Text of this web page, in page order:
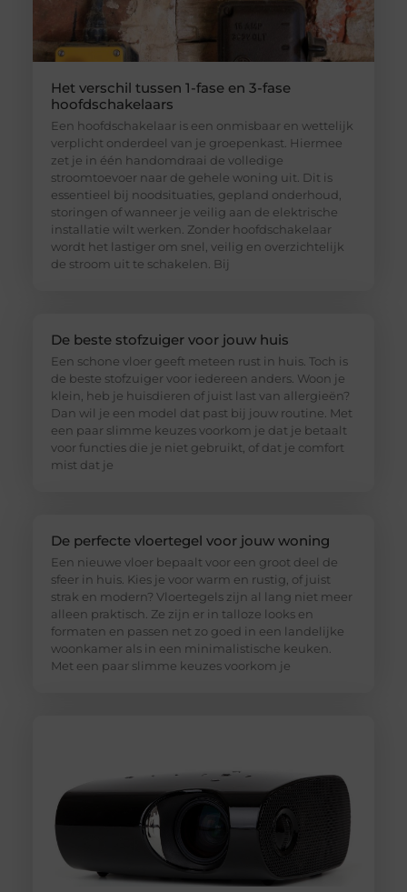
Het verschil tussen 1-fase en 3-fase
hoofdschakelaars
Een hoofdschakelaar is een onmisbaar en wettelijk
verplicht onderdeel van je groepenkast. Hiermee
zet je in één handomdraai de volledige
stroomtoevoer naar de gehele woning uit. Dit is
essentieel bij noodsituaties, gepland onderhoud,
storingen of wanneer je veilig aan de elektrische
installatie wilt werken. Zonder hoofdschakelaar
wordt het lastiger om snel, veilig en overzichtelijk
de stroom uit te schakelen. Bij
De beste stofzuiger voor jouw huis
Een schone vloer geeft meteen rust in huis. Toch is
de beste stofzuiger voor iedereen anders. Woon je
klein, heb je huisdieren of juist last van allergieën?
Dan wil je een model dat past bij jouw routine. Met
een paar slimme keuzes voorkom je dat je betaalt
voor functies die je niet gebruikt, of dat je comfort
mist dat je
De perfecte vloertegel voor jouw woning
Een nieuwe vloer bepaalt voor een groot deel de
sfeer in huis. Kies je voor warm en rustig, of juist
strak en modern? Vloertegels zijn al lang niet meer
alleen praktisch. Ze zijn er in talloze looks en
formaten en passen net zo goed in een landelijke
woonkamer als in een minimalistische keuken.
Met een paar slimme keuzes voorkom je